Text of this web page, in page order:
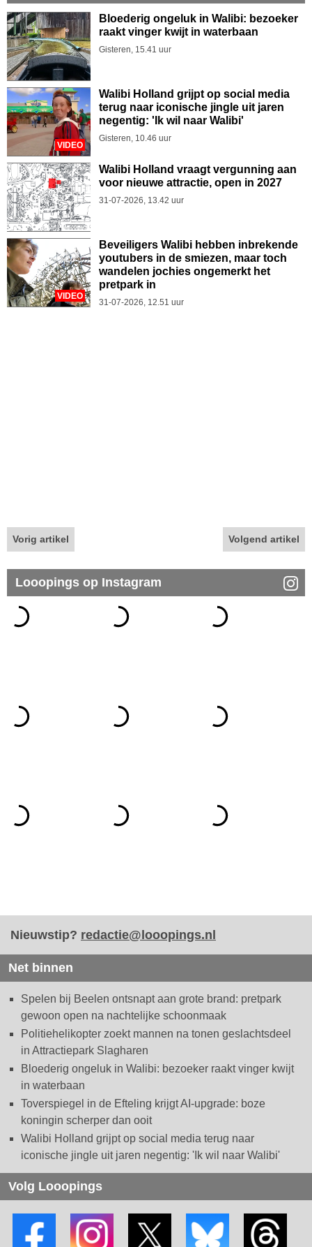
Bloederig ongeluk in Walibi: bezoeker
raakt vinger kwijt in waterbaan
Gisteren, 15.41 uur
VIDEO
Walibi Holland grijpt op social media
terug naar iconische jingle uit jaren
negentig: 'Ik wil naar Walibi'
Gisteren, 10.46 uur
Walibi Holland vraagt vergunning aan
voor nieuwe attractie, open in 2027
31-07-2026, 13.42 uur
VIDEO
Beveiligers Walibi hebben inbrekende
youtubers in de smiezen, maar toch
wandelen jochies ongemerkt het
pretpark in
31-07-2026, 12.51 uur
Vorig artikel Volgend artikel
Looopings op Instagram
Nieuwstip? redactie@looopings.nl
Net binnen
Spelen bij Beelen ontsnapt aan grote brand: pretpark
gewoon open na nachtelijke schoonmaak
Politiehelikopter zoekt mannen na tonen geslachtsdeel
in Attractiepark Slagharen
Bloederig ongeluk in Walibi: bezoeker raakt vinger kwijt
in waterbaan
Toverspiegel in de Efteling krijgt AI-upgrade: boze
koningin scherper dan ooit
Walibi Holland grijpt op social media terug naar
iconische jingle uit jaren negentig: 'Ik wil naar Walibi'
Volg Looopings